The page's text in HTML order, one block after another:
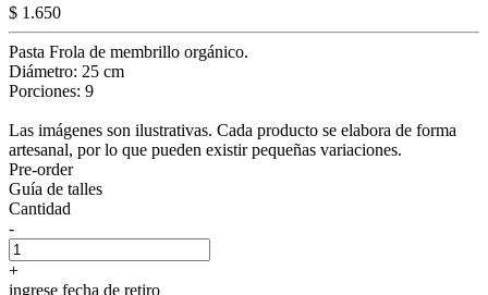
$ 1.650
Pasta Frola de membrillo orgánico.
Diámetro: 25 cm
Porciones: 9
Las imágenes son ilustrativas. Cada producto se elabora de forma
artesanal, por lo que pueden existir pequeñas variaciones.
Pre-order
Guía de talles
Cantidad
-
+
ingrese fecha de retiro